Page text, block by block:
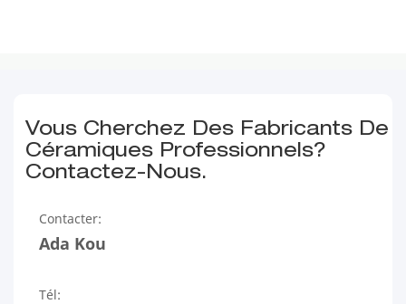
Vous Cherchez Des Fabricants De
Céramiques Professionnels?
Contactez-Nous.
Contacter:
Ada Kou
Tél: